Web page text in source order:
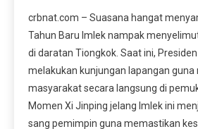
crbnat.com – Suasana hangat
Tahun Baru Imlek nampak
di daratan Tiongkok. Saat ini,
melakukan kunjungan lapangan guna
masyarakat secara langsung di
Momen Xi Jinping jelang Imlek ini
sang pemimpin guna memastikan